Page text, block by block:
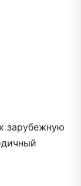
зарубежную